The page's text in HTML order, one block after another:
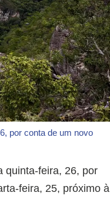
por conta de um novo
quinta-feira, 26, por
feira, 25, próximo à